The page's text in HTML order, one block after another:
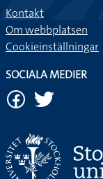
Kontakt
Om webbplatsen
Cookieinställningar
SOCIALA MEDIER